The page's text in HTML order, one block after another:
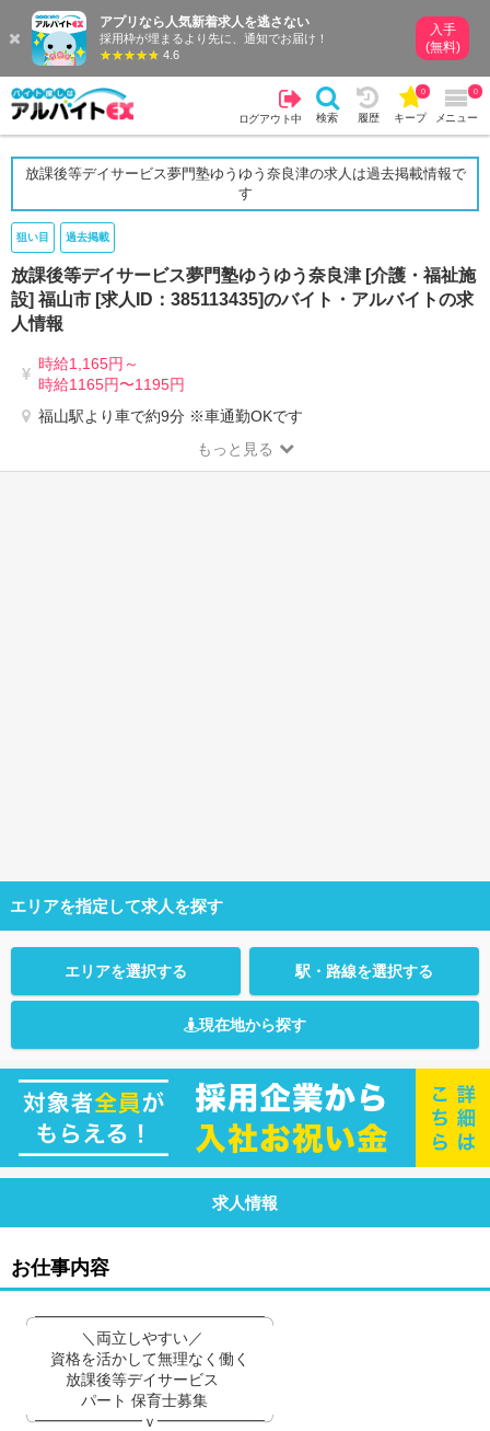
アプリなら人気新着求人を逃さない
採用枠が埋まるより先に、通知でお届け！
4.6
入手
(無料)
ログアウト中 検索 履歴 キープ
0
メニュー
0
放課後等デイサービス夢門塾ゆうゆう奈良津の求人は過去掲載情報で
す
狙い目 過去掲載
放課後等デイサービス夢門塾ゆうゆう奈良津 [介護・福祉施
設] 福山市 [求人ID：385113435]のバイト・アルバイトの求
人情報
時給1,165円～
時給1165円〜1195円
福山駅より車で約9分 ※車通勤OKです
もっと見る
エリアを指定して求人を探す
エリアを選択する 駅・路線を選択する
現在地から探す
求人情報
お仕事内容
╭━━━━━━━━━━━━━━━╮
＼両立しやすい／
資格を活かして無理なく働く
放課後等デイサービス
パート 保育士募集
╰━━━━━━━ｖ━━━━━━━╯